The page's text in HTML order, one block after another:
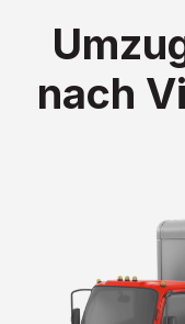
nach